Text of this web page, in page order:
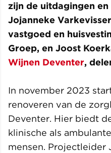
zijn de uitdagingen en
Jojanneke
vastgoed en
Groep, en Joost
Wijnen Deventer,
In november 2023
renoveren van de
Deventer. Hier biedt
klinische als
mensen. Projectleider